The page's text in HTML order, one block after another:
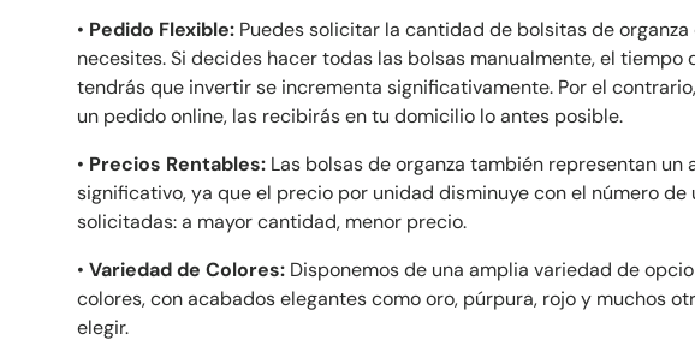
• Pedido Flexible: Puedes solicitar la cantidad de bolsitas de organza
necesites. Si decides hacer todas las bolsas manualmente, el tiempo
tendrás que invertir se incrementa significativamente. Por el
un pedido online, las recibirás en tu domicilio lo antes posible.
• Precios Rentables: Las bolsas de organza también representan un
significativo, ya que el precio por unidad disminuye con el número de
solicitadas: a mayor cantidad, menor precio.
• Variedad de Colores: Disponemos de una amplia variedad de
colores, con acabados elegantes como oro, púrpura, rojo y muchos
elegir.